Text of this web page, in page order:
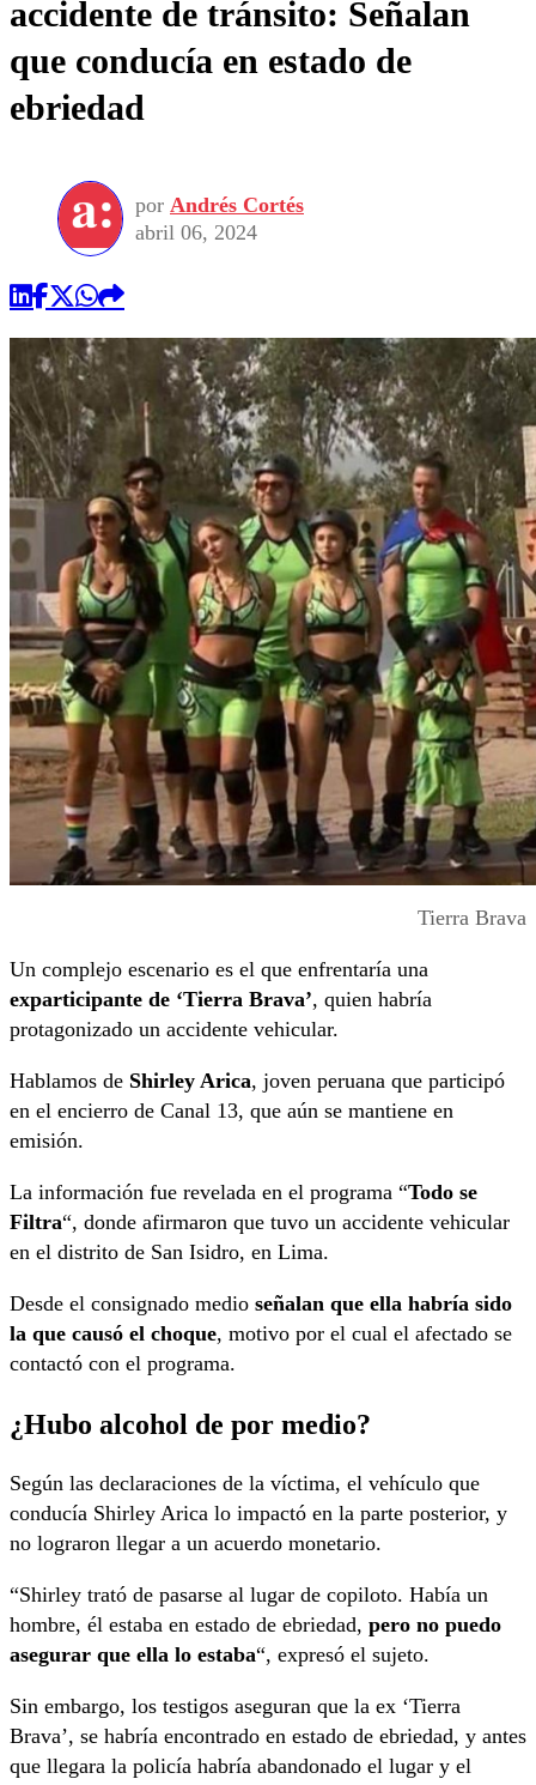
accidente de tránsito: Señalan
que conducía en estado de
ebriedad
por Andrés Cortés
abril 06, 2024
Tierra Brava
Un complejo escenario es el que enfrentaría una
exparticipante de ‘Tierra Brava’, quien habría
protagonizado un accidente vehicular.
Hablamos de Shirley Arica, joven peruana que participó
en el encierro de Canal 13, que aún se mantiene en
emisión.
La información fue revelada en el programa “Todo se
Filtra“, donde afirmaron que tuvo un accidente vehicular
en el distrito de San Isidro, en Lima.
Desde el consignado medio señalan que ella habría sido
la que causó el choque, motivo por el cual el afectado se
contactó con el programa.
¿Hubo alcohol de por medio?
Según las declaraciones de la víctima, el vehículo que
conducía Shirley Arica lo impactó en la parte posterior, y
no lograron llegar a un acuerdo monetario.
“Shirley trató de pasarse al lugar de copiloto. Había un
hombre, él estaba en estado de ebriedad, pero no puedo
asegurar que ella lo estaba“, expresó el sujeto.
Sin embargo, los testigos aseguran que la ex ‘Tierra
Brava’, se habría encontrado en estado de ebriedad, y antes
que llegara la policía habría abandonado el lugar y el